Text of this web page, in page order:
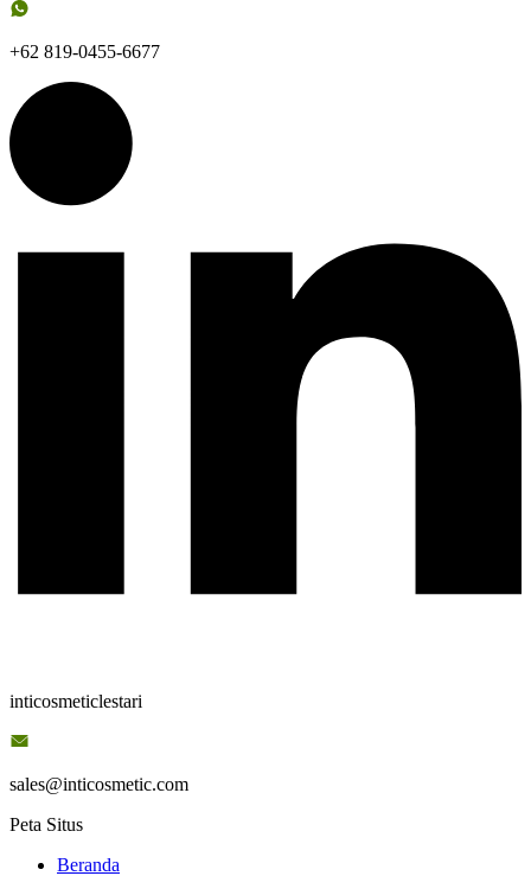
+62 819-0455-6677
inticosmeticlestari
sales@inticosmetic.com
Peta Situs
Beranda